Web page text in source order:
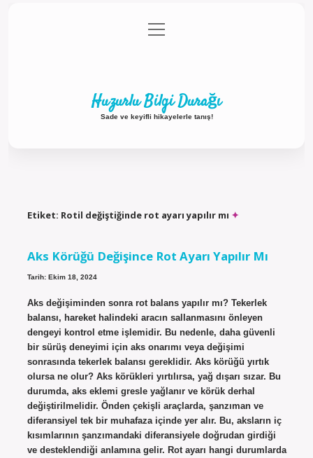
Gizlilik Politikası
menüyü
aç
Huzurlu Bilgi Durağı
Sade ve keyifli hikayelerle tanış!
Etiket: Rotil değiştiğinde rot ayarı yapılır mı
Aks Körüğü Değişince Rot Ayarı Yapılır Mı
Tarih: Ekim 18, 2024
Aks değişiminden sonra rot balans yapılır mı? Tekerlek
balansı, hareket halindeki aracın sallanmasını önleyen
dengeyi kontrol etme işlemidir. Bu nedenle, daha güvenli
bir sürüş deneyimi için aks onarımı veya değişimi
sonrasında tekerlek balansı gereklidir. Aks körüğü yırtık
olursa ne olur? Aks körükleri yırtılırsa, yağ dışarı sızar. Bu
durumda, aks eklemi gresle yağlanır ve körük derhal
değiştirilmelidir. Önden çekişli araçlarda, şanzıman ve
diferansiyel tek bir muhafaza içinde yer alır. Bu, aksların iç
kısımlarının şanzımandaki diferansiyele doğrudan girdiği
ve desteklendiği anlamına gelir. Rot ayarı hangi durumlarda